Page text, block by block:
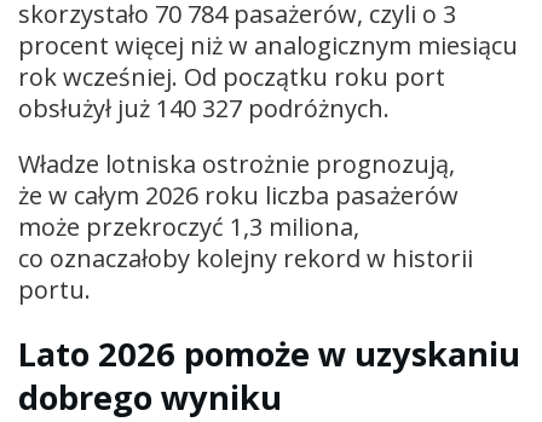
skorzystało 70 784 pasażerów, czyli o 3
procent więcej niż w analogicznym miesiącu
rok wcześniej. Od początku roku port
obsłużył już 140 327 podróżnych.
Władze lotniska ostrożnie prognozują,
że w całym 2026 roku liczba pasażerów
może przekroczyć 1,3 miliona,
co oznaczałoby kolejny rekord w historii
portu.
Lato 2026 pomoże w uzyskaniu
dobrego wyniku